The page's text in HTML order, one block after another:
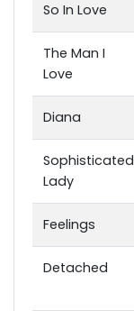
So In Love
The Man I
Love
Diana
Sophisticated
Lady
Feelings
Detached